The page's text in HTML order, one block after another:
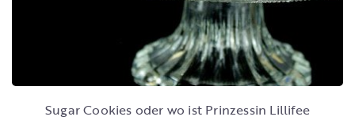
Sugar Cookies oder wo ist Prinzessin Lillifee